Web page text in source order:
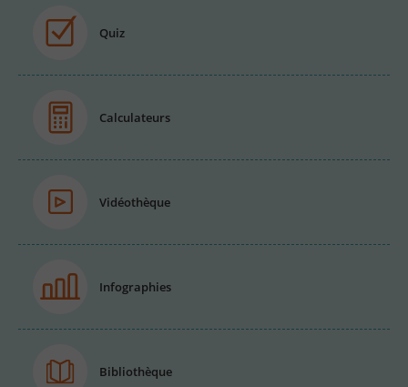
Quiz
Calculateurs
Vidéothèque
Infographies
Bibliothèque